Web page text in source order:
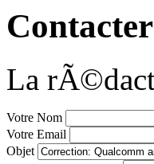
Contacter
La
Votre Nom
Votre Email
Objet